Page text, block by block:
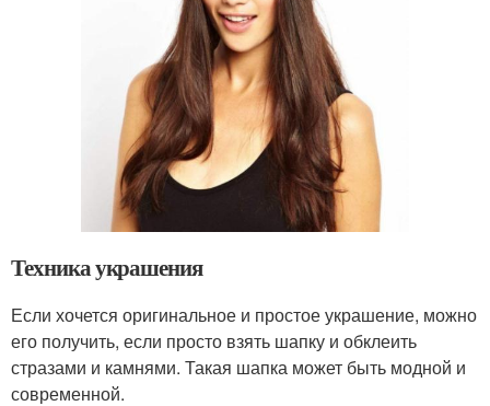
Техника украшения
Если хочется оригинальное и простое украшение, можно
его получить, если просто взять шапку и обклеить
стразами и камнями. Такая шапка может быть модной и
современной.